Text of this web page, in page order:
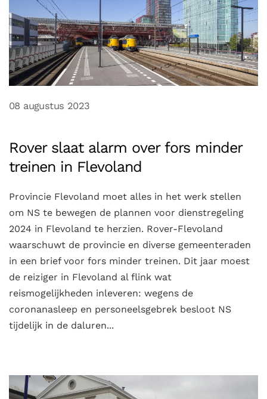
08 augustus 2023
Rover slaat alarm over fors minder
treinen in Flevoland
Provincie Flevoland moet alles in het werk stellen
om NS te bewegen de plannen voor dienstregeling
2024 in Flevoland te herzien. Rover-Flevoland
waarschuwt de provincie en diverse gemeenteraden
in een brief voor fors minder treinen. Dit jaar moest
de reiziger in Flevoland al flink wat
reismogelijkheden inleveren: wegens de
coronanasleep en personeelsgebrek besloot NS
tijdelijk in de daluren...